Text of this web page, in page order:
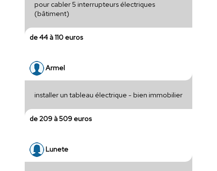
pour cabler 5 interrupteurs électriques
(bâtiment)
de 44 à 110 euros
Armel
installer un tableau électrique - bien immobilier
de 209 à 509 euros
Lunete